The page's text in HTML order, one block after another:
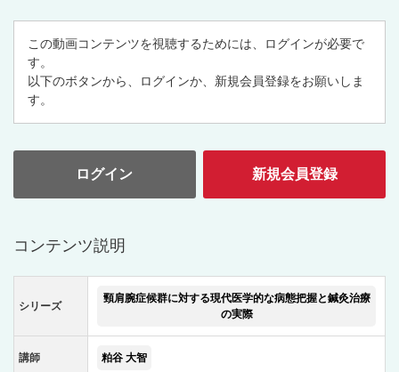
この動画コンテンツを視聴するためには、ログインが必要で
す。
以下のボタンから、ログインか、新規会員登録をお願いしま
す。
ログイン 新規会員登録
コンテンツ説明
シリーズ
頸肩腕症候群に対する現代医学的な病態把握と鍼灸治療
の実際
講師 粕谷 大智